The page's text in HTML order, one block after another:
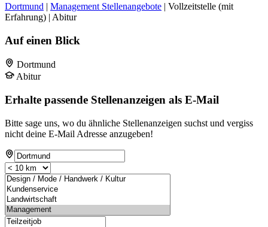
Dortmund | Management Stellenangebote | Vollzeitstelle (mit
Erfahrung) | Abitur
Auf einen Blick
Dortmund
Abitur
Erhalte passende Stellenanzeigen als E-Mail
Bitte sage uns, wo du ähnliche Stellenanzeigen suchst und vergiss
nicht deine E-Mail Adresse anzugeben!